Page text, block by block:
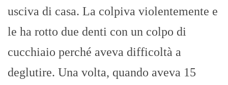
usciva di casa. La colpiva violentemente e
le ha rotto due denti con un colpo di
cucchiaio perché aveva difficoltà a
deglutire. Una volta, quando aveva 15